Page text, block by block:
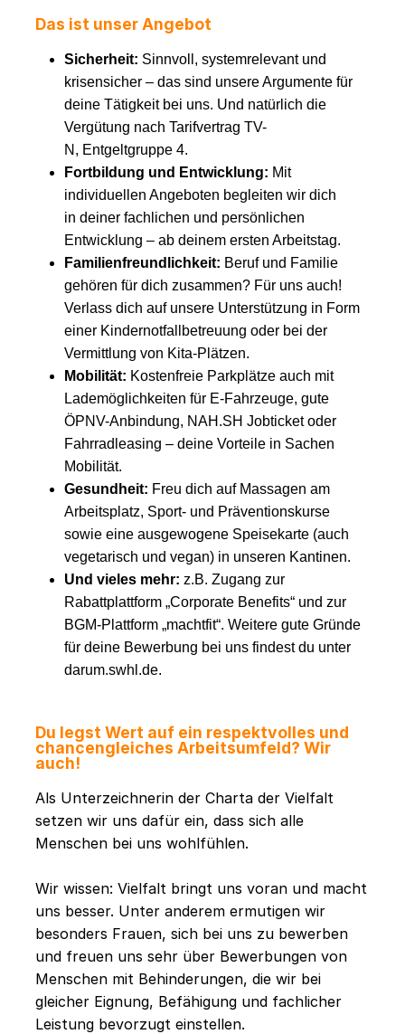
Das ist unser Angebot
Sicherheit: Sinnvoll, systemrelevant und
krisensicher – das sind unsere Argumente für
deine Tätigkeit bei uns. Und natürlich die
Vergütung nach Tarifvertrag TV-
N, Entgeltgruppe 4.
Fortbildung und Entwicklung: Mit
individuellen Angeboten begleiten wir dich
in deiner fachlichen und persönlichen
Entwicklung – ab deinem ersten Arbeitstag.
Familienfreundlichkeit: Beruf und Familie
gehören für dich zusammen? Für uns auch!
Verlass dich auf unsere Unterstützung in Form
einer Kindernotfallbetreuung oder bei der
Vermittlung von Kita-Plätzen.
Mobilität: Kostenfreie Parkplätze auch mit
Lademöglichkeiten für E-Fahrzeuge, gute
ÖPNV-Anbindung, NAH.SH Jobticket oder
Fahrradleasing – deine Vorteile in Sachen
Mobilität.
Gesundheit: Freu dich auf Massagen am
Arbeitsplatz, Sport- und Präventionskurse
sowie eine ausgewogene Speisekarte (auch
vegetarisch und vegan) in unseren Kantinen.
Und vieles mehr: z.B. Zugang zur
Rabattplattform „Corporate Benefits“ und zur
BGM-Plattform „machtfit“. Weitere gute Gründe
für deine Bewerbung bei uns findest du unter
darum.swhl.de.
Du legst Wert auf ein respektvolles und
chancengleiches Arbeitsumfeld? Wir
auch!
Als Unterzeichnerin der Charta der Vielfalt
setzen wir uns dafür ein, dass sich alle
Menschen bei uns wohlfühlen.
Wir wissen: Vielfalt bringt uns voran und macht
uns besser. Unter anderem ermutigen wir
besonders Frauen, sich bei uns zu bewerben
und freuen uns sehr über Bewerbungen von
Menschen mit Behinderungen, die wir bei
gleicher Eignung, Befähigung und fachlicher
Leistung bevorzugt einstellen.